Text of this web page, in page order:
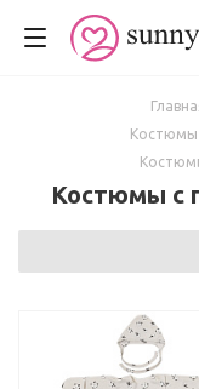
Костюмы
Костюмы с